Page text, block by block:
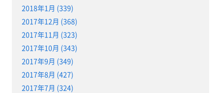
2018年1月 (339)
2017年12月 (368)
2017年11月 (323)
2017年10月 (343)
2017年9月 (349)
2017年8月 (427)
2017年7月 (324)